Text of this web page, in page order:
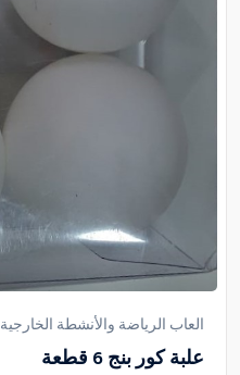
العاب الرياضة والأنشطة الخارجية
علبة كور بنج 6 قطعة